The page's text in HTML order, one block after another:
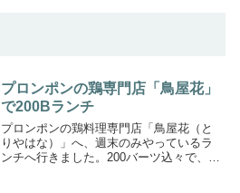
プロンポンの鶏専門店「鳥屋花」
で200Bランチ
プロンポンの鶏料理専門店「鳥屋花（と
りやはな）」へ、週末のみやっているラ
ンチへ行きました。200バーツ込々で、お